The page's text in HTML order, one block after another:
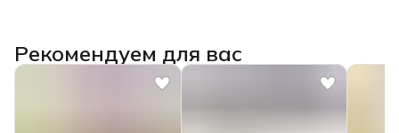
Рекомендуем для вас